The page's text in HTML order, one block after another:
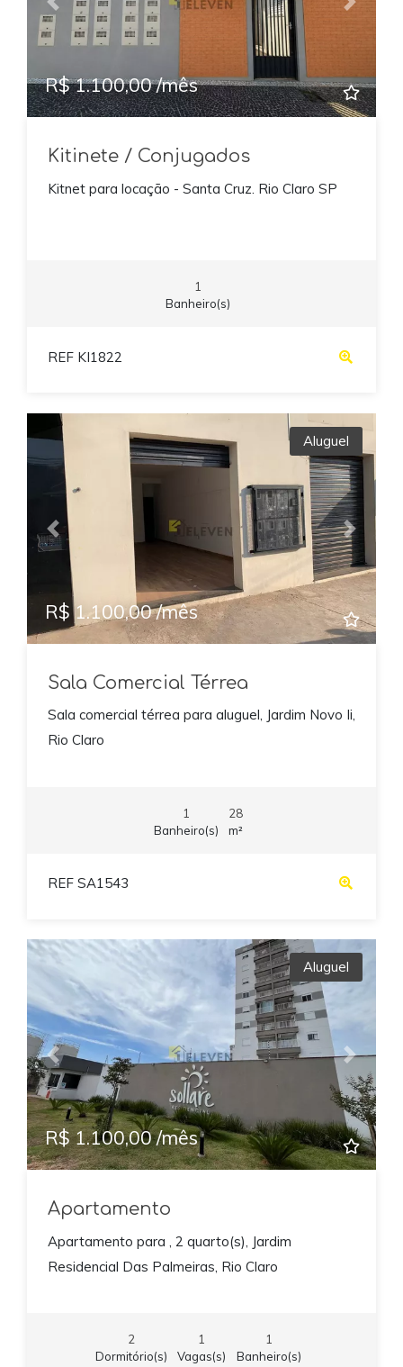
Previous Next
R$ 1.100,00 /mês
Kitinete / Conjugados
Kitnet para locação - Santa Cruz. Rio Claro SP
1
Banheiro(s)
REF KI1822
Previous Next
Aluguel
R$ 1.100,00 /mês
Sala Comercial Térrea
Sala comercial térrea para aluguel, Jardim Novo Ii,
Rio Claro
1
Banheiro(s)
28
m²
REF SA1543
Previous Next
Aluguel
R$ 1.100,00 /mês
Apartamento
Apartamento para , 2 quarto(s), Jardim
Residencial Das Palmeiras, Rio Claro
2
Dormitório(s)
1
Vagas(s)
1
Banheiro(s)